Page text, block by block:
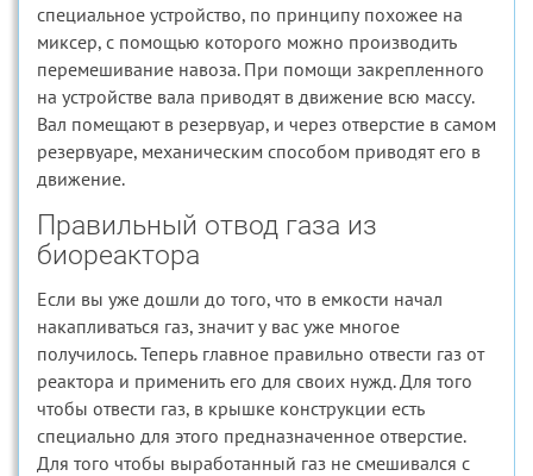
специальное устройство, по принципу похожее на
миксер, с помощью которого можно производить
перемешивание навоза. При помощи закрепленного
на устройстве вала приводят в движение всю массу.
Вал помещают в резервуар, и через отверстие в самом
резервуаре, механическим способом приводят его в
движение.
Правильный отвод газа из
биореактора
Если вы уже дошли до того, что в емкости начал
накапливаться газ, значит у вас уже многое
получилось. Теперь главное правильно отвести газ от
реактора и применить его для своих нужд. Для того
чтобы отвести газ, в крышке конструкции есть
специально для этого предназначенное отверстие.
Для того чтобы выработанный газ не смешивался с